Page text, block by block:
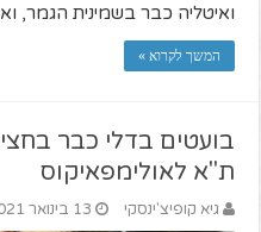
ואיטליה כבר בשמינית הגמר,
המשך לקרוא »
בועטים בדלי כבר
ת"א לאולימפאיקוס
גיא קופיצ'ינסקי 13 בינואר 2021